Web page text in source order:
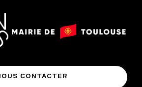
de
CONTACTER